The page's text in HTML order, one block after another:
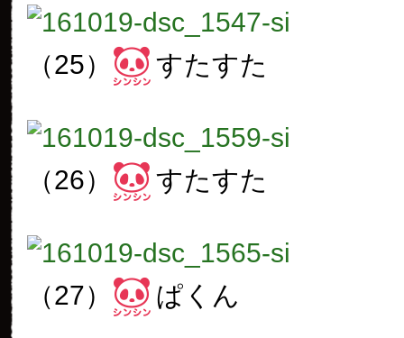
（25） すたすた
（26） すたすた
（27） ぱくん